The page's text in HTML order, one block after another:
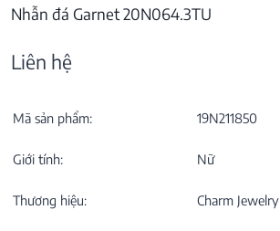
Nhẫn đá Garnet 20N064.3TU
Liên hệ
Mã sản phẩm: 19N211850
Giới tính: Nữ
Thương hiệu: Charm Jewelry